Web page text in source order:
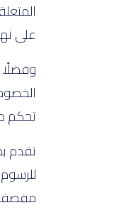
على
وفضلًا
تحكم
تقدم
مقصف